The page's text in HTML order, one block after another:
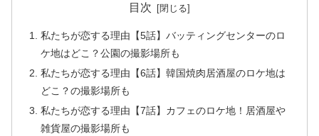
目次
私たちが恋する理由【5話】バッティングセンターのロ
ケ地はどこ？公園の撮影場所も
私たちが恋する理由【6話】韓国焼肉居酒屋のロケ地は
どこ？の撮影場所も
私たちが恋する理由【7話】カフェのロケ地！居酒屋や
雑貨屋の撮影場所も